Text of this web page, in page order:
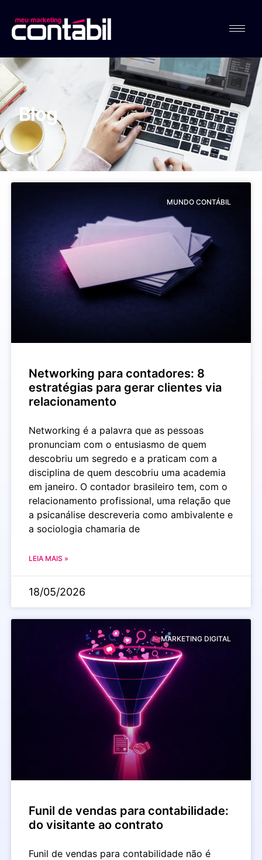
Blog
MUNDO CONTÁBIL
Networking para contadores: 8
estratégias para gerar clientes via
relacionamento
Networking é a palavra que as pessoas
pronunciam com o entusiasmo de quem
descobriu um segredo e a praticam com a
disciplina de quem descobriu uma academia
em janeiro. O contador brasileiro tem, com o
relacionamento profissional, uma relação que
a psicanálise descreveria como ambivalente e
a sociologia chamaria de
LEIA MAIS »
18/05/2026
MARKETING DIGITAL
Funil de vendas para contabilidade:
do visitante ao contrato
Funil de vendas para contabilidade não é